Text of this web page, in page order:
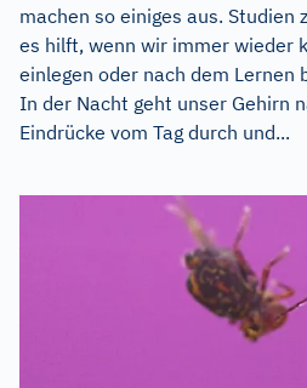
machen so einiges aus. Studien
es hilft, wenn wir immer wieder
einlegen oder nach dem Lernen
In der Nacht geht unser Gehirn
Eindrücke vom Tag durch und...